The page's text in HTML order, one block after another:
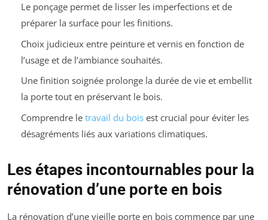
Le ponçage permet de lisser les imperfections et de
préparer la surface pour les finitions.
Choix judicieux entre peinture et vernis en fonction de
l’usage et de l’ambiance souhaités.
Une finition soignée prolonge la durée de vie et embellit
la porte tout en préservant le bois.
Comprendre le travail du boisest crucial pour éviter les
désagréments liés aux variations climatiques.
Les étapes incontournables pour la
rénovation d’une porte en bois
La rénovation d’une vieille porte en bois commence par une